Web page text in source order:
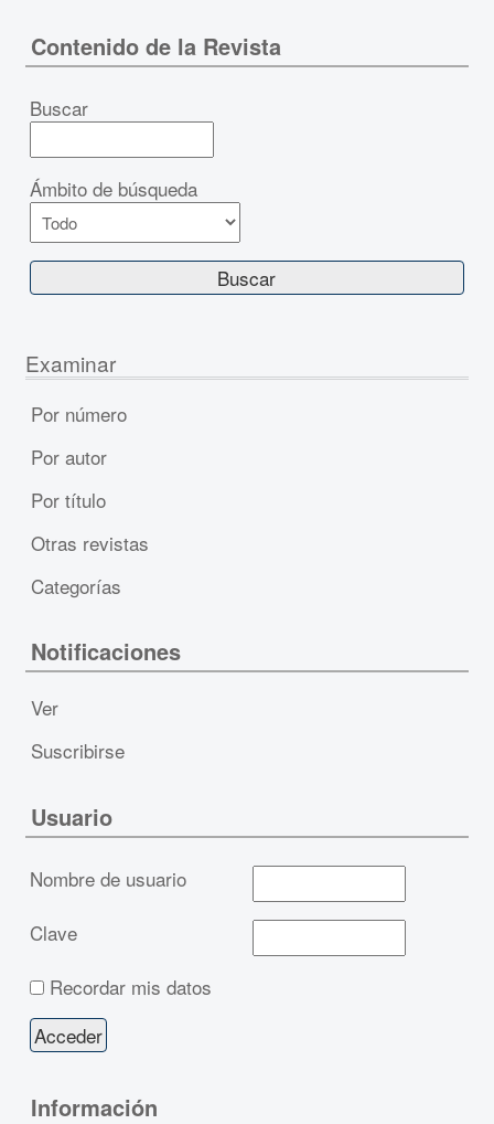
Contenido de la Revista
Buscar
Ámbito de búsqueda
Examinar
Por número
Por autor
Por título
Otras revistas
Categorías
Notificaciones
Ver
Suscribirse
Usuario
Nombre de usuario
Clave
Recordar mis datos
Información